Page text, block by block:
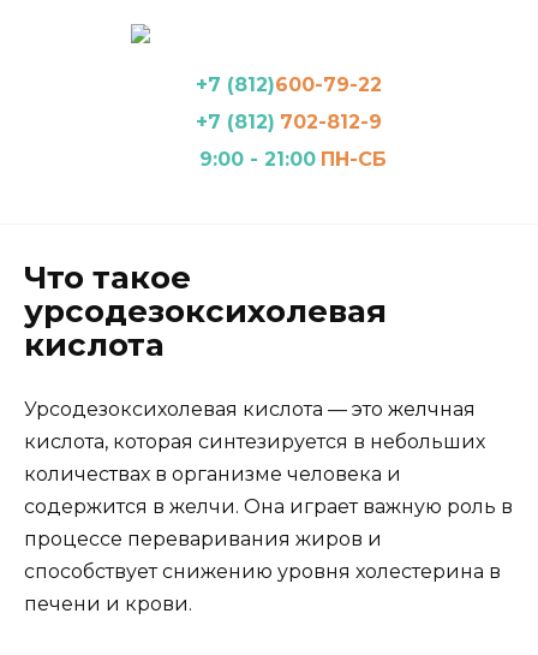
+7 (812)600-79-22
+7 (812) 702-812-9
9:00 - 21:00 ПН-СБ
Что такое
урсодезоксихолевая
кислота
Урсодезоксихолевая кислота — это желчная
кислота, которая синтезируется в небольших
количествах в организме человека и
содержится в желчи. Она играет важную роль в
процессе переваривания жиров и
способствует снижению уровня холестерина в
печени и крови.